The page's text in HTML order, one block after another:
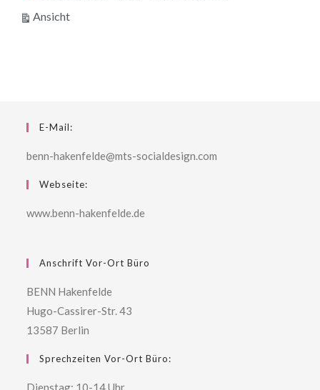
Ansichtausdrucken
E-Mail:
benn-hakenfelde@mts-socialdesign.com
Webseite:
www.benn-hakenfelde.de
Anschrift Vor-Ort Büro
BENN Hakenfelde
Hugo-Cassirer-Str. 43
13587 Berlin
Sprechzeiten Vor-Ort Büro:
Dienstag: 10-14 Uhr